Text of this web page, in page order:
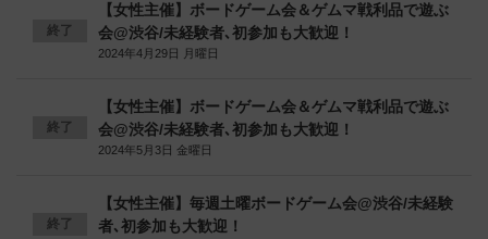
終了
【女性主催】ボードゲーム会＆ゲムマ戦利品で遊ぶ
会@渋谷/未経験者､初参加も大歓迎！
2024年4月29日 月曜日
終了
【女性主催】ボードゲーム会＆ゲムマ戦利品で遊ぶ
会@渋谷/未経験者､初参加も大歓迎！
2024年5月3日 金曜日
終了
【女性主催】毎週土曜ボードゲーム会@渋谷/未経験
者､初参加も大歓迎！